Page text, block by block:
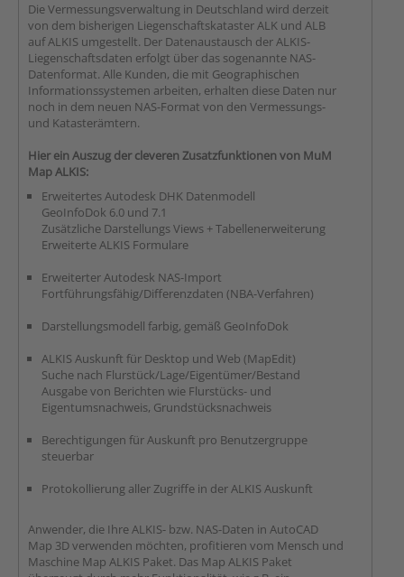
Die Vermessungsverwaltung in Deutschland wird derzeit
von dem bisherigen Liegenschaftskataster ALK und ALB
auf ALKIS umgestellt. Der Datenaustausch der ALKIS-
Liegenschaftsdaten erfolgt über das sogenannte NAS-
Datenformat. Alle Kunden, die mit Geographischen
Informationssystemen arbeiten, erhalten diese Daten nur
noch in dem neuen NAS-Format von den Vermessungs-
und Katasterämtern.
Hier ein Auszug der cleveren Zusatzfunktionen von MuM
Map ALKIS:
Erweitertes Autodesk DHK Datenmodell
GeoInfoDok 6.0 und 7.1
Zusätzliche Darstellungs Views + Tabellenerweiterung
Erweiterte ALKIS Formulare
Erweiterter Autodesk NAS-Import
Fortführungsfähig/Differenzdaten (NBA-Verfahren)
Darstellungsmodell farbig, gemäß GeoInfoDok
ALKIS Auskunft für Desktop und Web (MapEdit)
Suche nach Flurstück/Lage/Eigentümer/Bestand
Ausgabe von Berichten wie Flurstücks- und
Eigentumsnachweis, Grundstücksnachweis
Berechtigungen für Auskunft pro Benutzergruppe
steuerbar
Protokollierung aller Zugriffe in der ALKIS Auskunft
Anwender, die Ihre ALKIS- bzw. NAS-Daten in AutoCAD
Map 3D verwenden möchten, profitieren vom Mensch und
Maschine Map ALKIS Paket. Das Map ALKIS Paket